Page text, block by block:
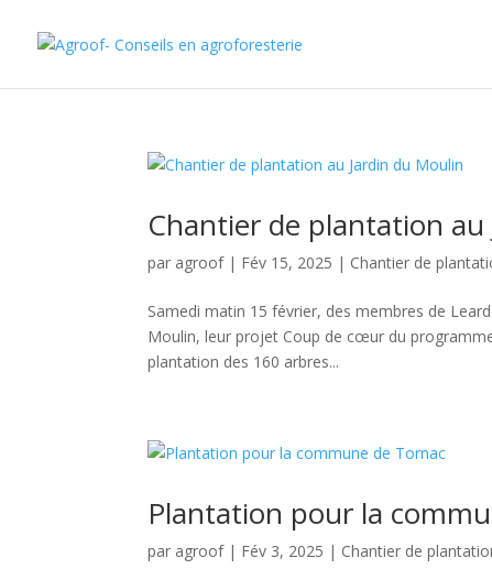
Chantier de plantation
par agroof| Fév 15, 2025 | Chantier de
Samedi matin 15 février, des membres de
Moulin, leur projet Coup de cœur du
plantation des 160 arbres...
Plantation pour la
par agroof| Fév 3, 2025 | Chantier de